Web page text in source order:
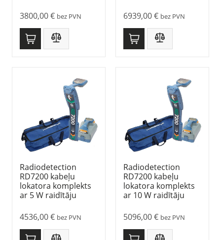
3800,00€ bez PVN 6939,00€ bez PVN
Radiodetection
RD7200 kabeļu
lokatora komplekts
ar 5 W raidītāju
4536,00€ bez PVN
Radiodetection
RD7200 kabeļu
lokatora komplekts
ar 10 W raidītāju
5096,00€ bez PVN